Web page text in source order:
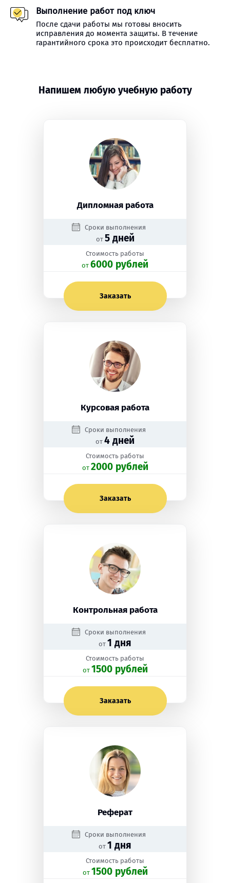
Выполнение работ под ключ
После сдачи работы мы готовы вносить
исправления до момента защиты. В течение
гарантийного срока это происходит бесплатно.
Напишем любую учебную работу
Дипломная работа
Сроки выполнения
от 5 дней
Стоимость работы
oт 6000 рублей
Заказать
Курсовая работа
Сроки выполнения
от 4 дней
Стоимость работы
oт 2000 рублей
Заказать
Контрольная работа
Сроки выполнения
от 1 дня
Стоимость работы
oт 1500 рублей
Заказать
Реферат
Сроки выполнения
от 1 дня
Стоимость работы
oт 1500 рублей